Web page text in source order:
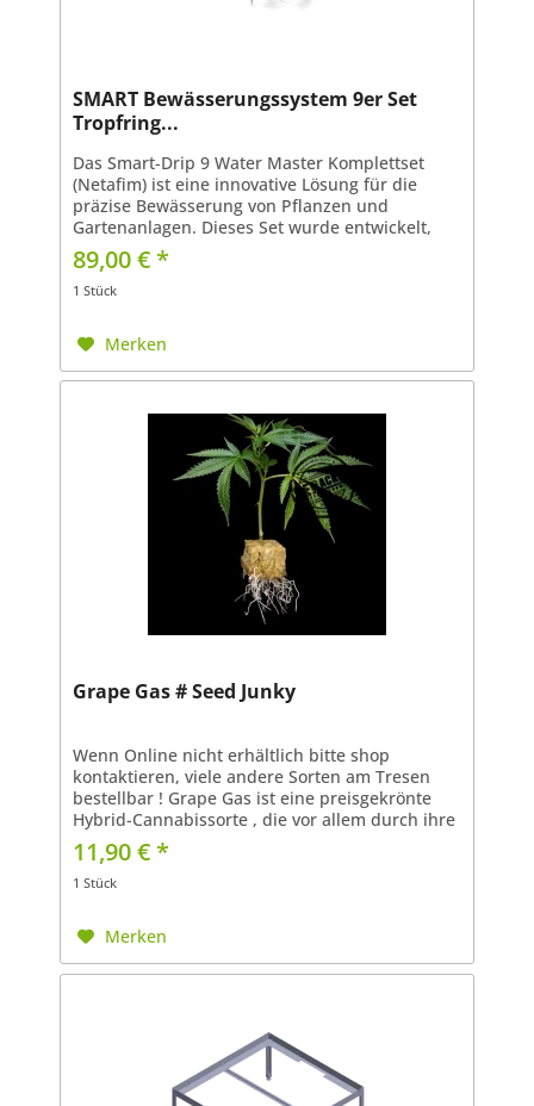
SMART Bewässerungssystem 9er Set
Tropfring...
Das Smart-Drip 9 Water Master Komplettset
(Netafim) ist eine innovative Lösung für die
präzise Bewässerung von Pflanzen und
Gartenanlagen. Dieses Set wurde entwickelt,
um eine effiziente und gleichmäßige
Wasserverteilung zu...
89,00 € *
1 Stück
Merken
Grape Gas # Seed Junky
Wenn Online nicht erhältlich bitte shop
kontaktieren, viele andere Sorten am Tresen
bestellbar ! Grape Gas ist eine preisgekrönte
Hybrid-Cannabissorte , die vor allem durch ihre
ausgeprägte Gasnote und das fruchtige
Traubenaroma...
11,90 € *
1 Stück
Merken